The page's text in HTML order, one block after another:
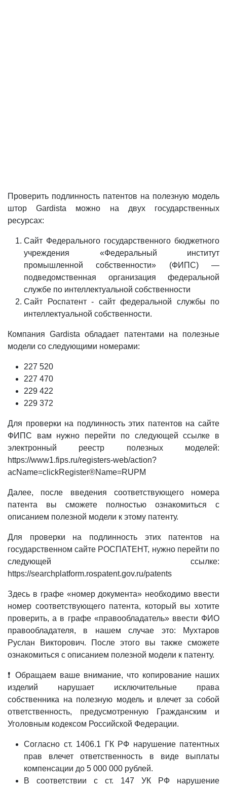
Проверить подлинность патентов на полезную модель
штор Gardista можно на двух государственных
ресурсах:
Сайт Федерального государственного бюджетного
учреждения «Федеральный институт
промышленной собственности» (ФИПС) —
подведомственная организация федеральной
службе по интеллектуальной собственности
Сайт Роспатент - сайт федеральной службы по
интеллектуальной собственности.
Компания Gardista обладает патентами на полезные
модели со следующими номерами:
227 520
227 470
229 422
229 372
Для проверки на подлинность этих патентов на сайте
ФИПС вам нужно перейти по следующей ссылке в
электронный реестр полезных моделей:
https://www1.fips.ru/registers-web/action?
acName=clickRegister®Name=RUPM
Далее, после введения соответствующего номера
патента вы сможете полностью ознакомиться с
описанием полезной модели к этому патенту.
Для проверки на подлинность этих патентов на
государственном сайте РОСПАТЕНТ, нужно перейти по
следующей ссылке:
https://searchplatform.rospatent.gov.ru/patents
Здесь в графе «номер документа» необходимо ввести
номер соответствующего патента, который вы хотите
проверить, а в графе «правообладатель» ввести ФИО
правообладателя, в нашем случае это: Мухтаров
Руслан Викторович. После этого вы также сможете
ознакомиться с описанием полезной модели к патенту.
❗ Обращаем ваше внимание, что копирование наших
изделий нарушает исключительные права
собственника на полезную модель и влечет за собой
ответственность, предусмотренную Гражданским и
Уголовным кодексом Российской Федерации.
Cогласно ст. 1406.1 ГК РФ нарушение патентных
прав влечет ответственность в виде выплаты
компенсации до 5 000 000 рублей.
В соответствии с ст. 147 УК РФ нарушение